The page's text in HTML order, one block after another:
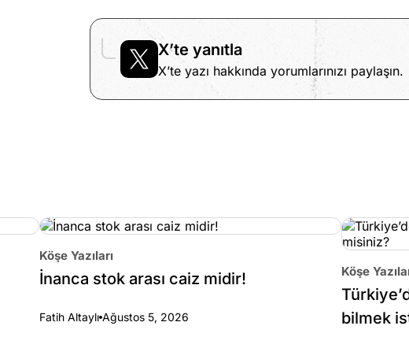
X’te yanıtla
X’te yazı hakkında yorumlarınızı paylaşın.
Köşe Yazıları
İnanca stok arası caiz midir!
Fatih Altaylı Ağustos 5, 2026
Köşe
bilmek